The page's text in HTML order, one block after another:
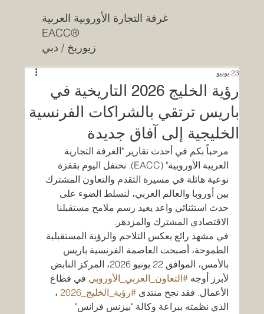
غرفة التجارة الأوروبية العربية
EACC®
زيوريخ / دبي
رؤية الخليج 2026 التاريخية في
باريس ترتقي بالشراكات الفرنسية
الخليجية إلى آفاق جديدة
23 يونيو
مرحباً بكم في أحدث تقارير "الغرفة التجارية
العربية الأوروبية" (EACC). نحتفل اليوم بقفزة
نوعية هائلة في مسيرة التقدم والتعاون المشترك
بين أوروبا والعالم العربي، لنسلط الضوء على
حدث استثنائي واعد يعيد رسم ملامح مستقبلنا
الاقتصادي المشترك والمزدهر.
في مشهد رائع يعكس التلاحم والرؤية المستقبلية
الطموحة، أصبحت العاصمة الفرنسية باريس
بالأمس، الموافق 22 يونيو 2026، المركز النابض
لأبرز أوجه #التعاون_العربي_الأوروبي في قطاع
الأعمال. فقد نجح منتدى #رؤية_الخليج_2026
،
الذي نظمته ببراعة وكالة "بيزنس فرانس"